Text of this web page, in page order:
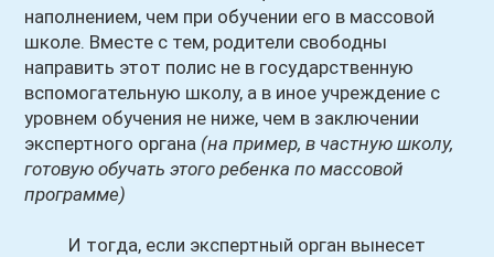
наполнением, чем при обучении его в массовой
школе. Вместе с тем, родители свободны
направить этот полис не в государственную
вспомогательную школу, а в иное учреждение с
уровнем обучения не ниже, чем в заключении
экспертного органа (на пример, в частную школу,
готовую обучать этого ребенка по массовой
программе)
И тогда, если экспертный орган вынесет